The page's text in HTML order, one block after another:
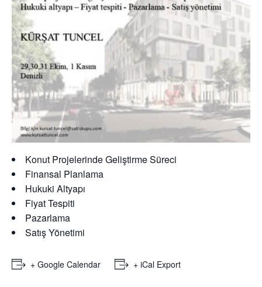
Konut Projelerinde Geliştirme Süreci
Finansal Planlama
Hukuki Altyapı
Fiyat Tespiti
Pazarlama
Satış Yönetimi
+ Google Calendar + iCal Export